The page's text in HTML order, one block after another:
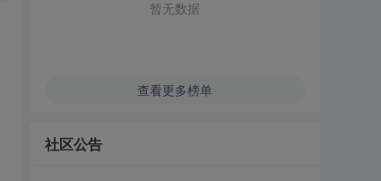
暂无数据
查看更多榜单
社区公告